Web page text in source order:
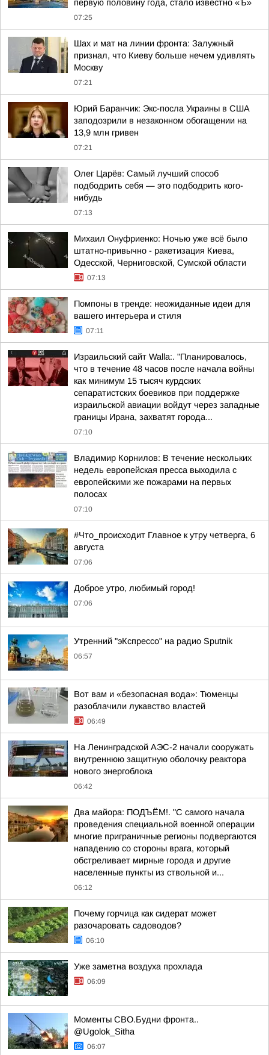
первую половину года, стало известно «Ъ»
07:25
Шах и мат на линии фронта: Залужный
признал, что Киеву больше нечем удивлять
Москву
07:21
Юрий Баранчик: Экс-посла Украины в США
заподозрили в незаконном обогащении на
13,9 млн гривен
07:21
Олег Царёв: Самый лучший способ
подбодрить себя — это подбодрить кого-
нибудь
07:13
Михаил Онуфриенко: Ночью уже всё было
штатно-привычно - ракетизация Киева,
Одесской, Черниговской, Сумской области
07:13
Помпоны в тренде: неожиданные идеи для
вашего интерьера и стиля
07:11
Израильский сайт Walla:. "Планировалось,
что в течение 48 часов после начала войны
как минимум 15 тысяч курдских
сепаратистских боевиков при поддержке
израильской авиации войдут через западные
границы Ирана, захватят города...
07:10
Владимир Корнилов: В течение нескольких
недель европейская пресса выходила с
европейскими же пожарами на первых
полосах
07:10
#Что_происходит Главное к утру четверга, 6
августа
07:06
Доброе утро, любимый город!
07:06
Утренний "эКспрессо" на радио Sputnik
06:57
Вот вам и «безопасная вода»: Тюменцы
разоблачили лукавство властей
06:49
На Ленинградской АЭС-2 начали сооружать
внутреннюю защитную оболочку реактора
нового энергоблока
06:42
Два майора: ПОДЪЁМ!. "С самого начала
проведения специальной военной операции
многие приграничные регионы подвергаются
нападению со стороны врага, который
обстреливает мирные города и другие
населенные пункты из ствольной и...
06:12
Почему горчица как сидерат может
разочаровать садоводов?
06:10
Уже заметна воздуха прохлада
06:09
Моменты СВО.Будни фронта..
@Ugolok_Sitha
06:07